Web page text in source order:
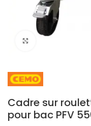
Cadre sur
pour bac PFV